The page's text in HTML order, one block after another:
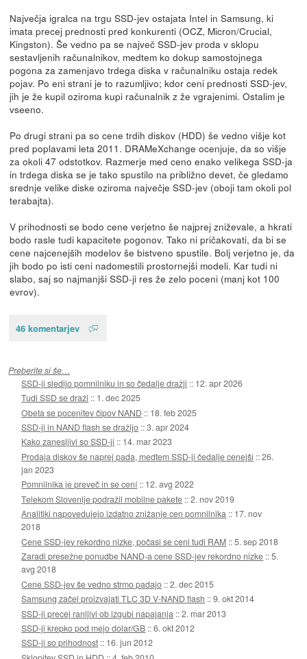
Največja igralca na trgu SSD-jev ostajata Intel in Samsung, ki
imata precej prednosti pred konkurenti (OCZ, Micron/Crucial,
Kingston). Še vedno pa se največ SSD-jev proda v sklopu
sestavljenih računalnikov, medtem ko dokup samostojnega
pogona za zamenjavo trdega diska v računalniku ostaja redek
pojav. Po eni strani je to razumljivo; kdor ceni prednosti SSD-jev,
jih je že kupil oziroma kupi računalnik z že vgrajenimi. Ostalim je
vseeno.
Po drugi strani pa so cene trdih diskov (HDD) še vedno višje kot
pred poplavami leta 2011. DRAMeXchange ocenjuje, da so višje
za okoli 47 odstotkov. Razmerje med ceno enako velikega SSD-ja
in trdega diska se je tako spustilo na približno devet, če gledamo
srednje velike diske oziroma največje SSD-jev (oboji tam okoli pol
terabajta).
V prihodnosti se bodo cene verjetno še najprej zniževale, a hkrati
bodo rasle tudi kapacitete pogonov. Tako ni pričakovati, da bi se
cene najcenejših modelov še bistveno spustile. Bolj verjetno je, da
jih bodo po isti ceni nadomestili prostornejši modeli. Kar tudi ni
slabo, saj so najmanjši SSD-ji res že zelo poceni (manj kot 100
evrov).
46 komentarjev
Preberite si še…
SSD-ji sledijo pomnilniku in so čedalje dražji :: 12. apr 2026
Tudi SSD se draži :: 1. dec 2025
Obeta se pocenitev čipov NAND :: 18. feb 2025
SSD-ji in NAND flash se dražijo ::3. apr 2024
Kako zanesljivi so SSD-ji :: 14. mar 2023
Prodaja diskov še naprej pada, medtem SSD-ji čedalje cenejši ::26.
jan 2023
Pomnilnika je preveč in se cení :: 12. avg 2022
Telekom Slovenije podražil mobilne pakete ::2. nov 2019
Analitiki napovedujejo izdatno znižanje cen pomnilnika :: 17. nov
2018
Cene SSD-jev rekordno nizke, počasi se ceni tudi RAM ::5. sep 2018
Zaradi presežne ponudbe NAND-a cene SSD-jev rekordno nizke ::5.
avg 2018
Cene SSD-jev še vedno strmo padajo ::2. dec 2015
Samsung začel proizvajati TLC 3D V-NAND flash ::9. okt 2014
SSD-ji precej ranljivi ob izgubi napajanja ::2. mar 2013
SSD-ji krepko pod mejo dolar/GB ::6. okt 2012
SSD-ji so prihodnost :: 16. jun 2012